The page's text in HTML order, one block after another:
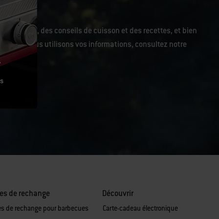
des conseils de cuisson et des recettes, et bien
nous utilisons vos informations, consultez notre
de rechange
de rechange pour barbecues
Découvrir
Carte-cadeau électronique